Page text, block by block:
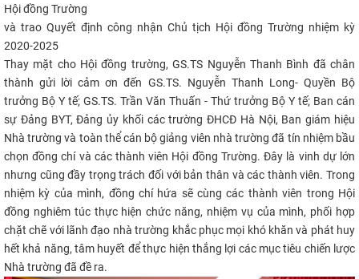
Hội đồng Trường
và trao Quyết định công nhận Chủ tịch Hội đồng Trường nhiệm kỳ
2020-2025
Thay mặt cho Hội đồng trường, GS.TS Nguyễn Thanh Bình đã chân
thành gửi lời cảm ơn đến GS.TS. Nguyễn Thanh Long- Quyền Bộ
trưởng Bộ Y tế; GS.TS. Trần Văn Thuấn - Thứ trưởng Bộ Y tế; Ban cán
sự Đảng BYT, Đảng ủy khối các trường ĐHCĐ Hà Nội, Ban giám hiệu
Nhà trường và toàn thể cán bộ giảng viên nhà trường đã tín nhiệm bầu
chọn đồng chí và các thành viên Hội đồng Trường. Đây là vinh dự lớn
nhưng cũng đầy trọng trách đối với bản thân và các thành viên. Trong
nhiệm kỳ của mình, đồng chí hứa sẽ cùng các thành viên trong Hội
đồng nghiêm túc thực hiện chức năng, nhiệm vụ của mình, phối hợp
chặt chẽ với lãnh đạo nhà trường khắc phục mọi khó khăn và phát huy
hết khả năng, tâm huyết để thực hiện thắng lợi các mục tiêu chiến lược
Nhà trường đã đề ra.